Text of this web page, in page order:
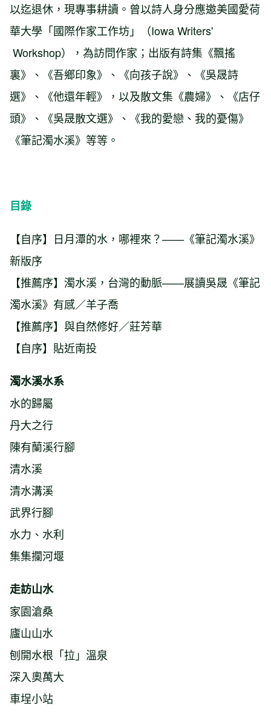
以迄退休，現專事耕讀。曾以詩人身分應邀美國愛荷
華大學「國際作家工作坊」（Iowa Writers'
Workshop），為訪問作家；出版有詩集《飄搖
裏》、《吾鄉印象》、《向孩子說》、《吳晟詩
選》、《他還年輕》，以及散文集《農婦》、《店仔
頭》、《吳晟散文選》、《我的愛戀、我的憂傷》
《筆記濁水溪》等等。
目錄
【自序】日月潭的水，哪裡來？——《筆記濁水溪》
新版序
【推薦序】濁水溪，台灣的動脈——展讀吳晟《筆記
濁水溪》有感／羊子喬
【推薦序】與自然修好／莊芳華
【自序】貼近南投
濁水溪水系
水的歸屬
丹大之行
陳有蘭溪行腳
清水溪
清水溝溪
武界行腳
水力、水利
集集攔河堰
走訪山水
家園滄桑
廬山山水
刨開水根「拉」溫泉
深入奧萬大
車埕小站